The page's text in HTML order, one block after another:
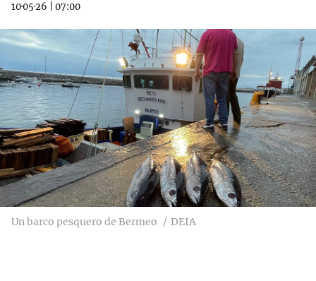
10·05·26
07:00
Un barco pesquero de Bermeo DEIA